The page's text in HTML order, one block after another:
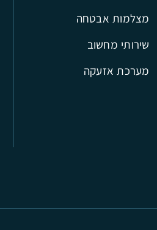
מצלמות אבטחה
שירותי מחשוב
מערכת אזעקה